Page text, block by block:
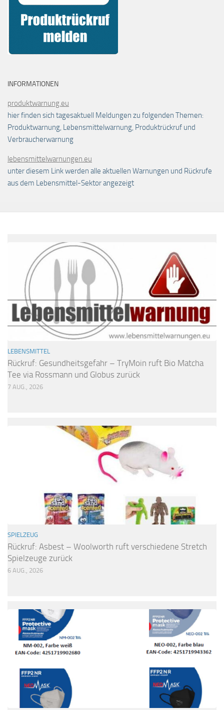
INFORMATIONEN
produktwarnung.eu
hier finden sich tagesaktuell Meldungen zu folgenden Themen:
Produktwarnung, Lebensmittelwarnung, Produktrückruf und
Verbraucherwarnung
lebensmittelwarnungen.eu
unter diesem Link werden alle aktuellen Warnungen und Rückrufe
aus dem Lebensmittel-Sektor angezeigt
LEBENSMITTEL
Rückruf: Gesundheitsgefahr – TryMoin ruft Bio Matcha
Tee via Rossmann und Globus zurück
7 AUG., 2026
SPIELZEUG
Rückruf: Asbest – Woolworth ruft verschiedene Stretch
Spielzeuge zurück
6 AUG., 2026